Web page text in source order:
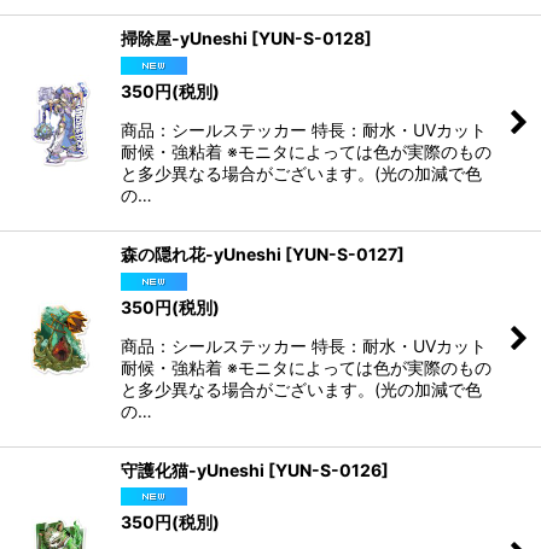
掃除屋-yUneshi [YUN-S-0128]
350円(税別)
商品：シールステッカー 特長：耐水・UVカット
耐候・強粘着 ※モニタによっては色が実際のもの
と多少異なる場合がございます。(光の加減で色
の…
森の隠れ花-yUneshi [YUN-S-0127]
350円(税別)
商品：シールステッカー 特長：耐水・UVカット
耐候・強粘着 ※モニタによっては色が実際のもの
と多少異なる場合がございます。(光の加減で色
の…
守護化猫-yUneshi [YUN-S-0126]
350円(税別)